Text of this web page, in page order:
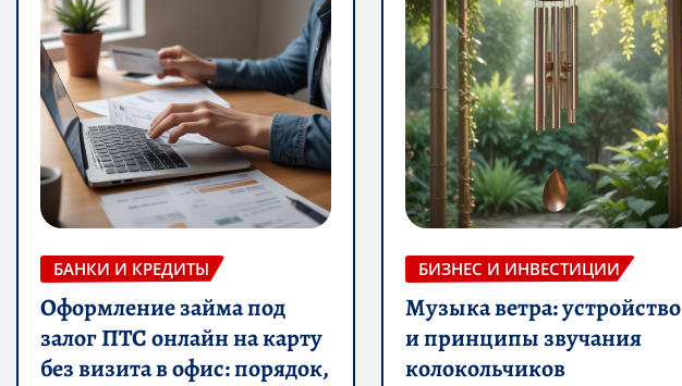
БАНКИ И КРЕДИТЫ
Оформление займа под
залог ПТС онлайн на карту
без визита в офис: порядок,
БИЗНЕС И ИНВЕСТИЦИИ
Музыка ветра: устройство
и принципы звучания
колокольчиков